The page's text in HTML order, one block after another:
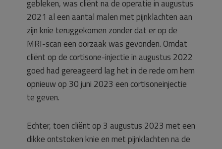
gebleken, was cliënt na de operatie in augustus
2021 al een aantal malen met pijnklachten aan
zijn knie teruggekomen zonder dat er op de
MRI-scan een oorzaak was gevonden. Omdat
cliënt op de cortisone-injectie in augustus 2022
goed had gereageerd lag het in de rede om hem
opnieuw op 30 juni 2023 een cortisoneinjectie
te geven.
Echter, toen cliënt op 3 augustus 2023 met een
dikke ontstoken knie en met pijnklachten na de